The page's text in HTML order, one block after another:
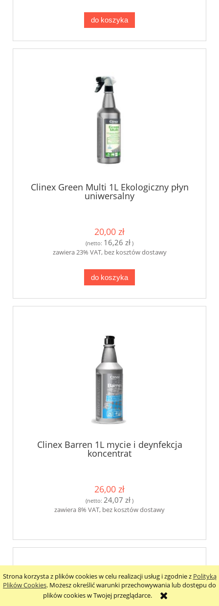
Strona korzysta z plików cookies w celu realizacji usług i zgodnie z Polityką
Plików Cookies. Możesz określić warunki przechowywania lub dostępu do
plików cookies w Twojej przeglądarce.
do koszyka
Clinex Green Multi 1L Ekologiczny płyn
uniwersalny
20,00 zł
(netto: 16,26 zł )
zawiera 23% VAT, bez kosztów dostawy
do koszyka
Clinex Barren 1L mycie i deynfekcja
koncentrat
26,00 zł
(netto: 24,07 zł )
zawiera 8% VAT, bez kosztów dostawy